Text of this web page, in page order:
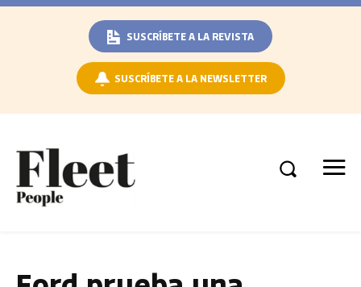
SUSCRÍBETE A LA REVISTA
SUSCRÍBETE A LA NEWSLETTER